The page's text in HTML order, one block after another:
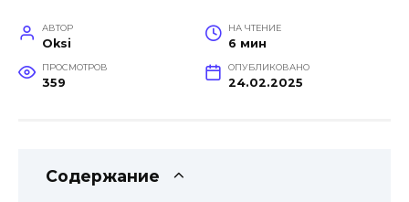
АВТОР
Oksi
НА ЧТЕНИЕ
6 мин
ПРОСМОТРОВ
359
ОПУБЛИКОВАНО
24.02.2025
Содержание